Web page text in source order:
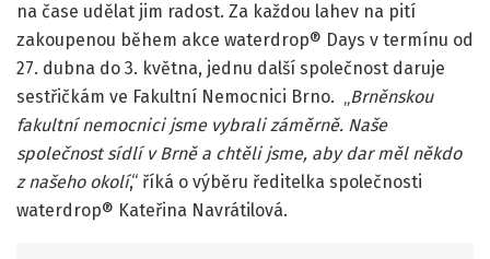
na čase udělat jim radost. Za každou lahev na pití
zakoupenou během akce waterdrop® Days v termínu od
27. dubna do 3. května, jednu další společnost daruje
sestřičkám ve Fakultní Nemocnici Brno. „Brněnskou
fakultní nemocnici jsme vybrali záměrně. Naše
společnost sídlí v Brně a chtěli jsme, aby dar měl někdo
z našeho okolí,“ říká o výběru ředitelka společnosti
waterdrop® Kateřina Navrátilová.